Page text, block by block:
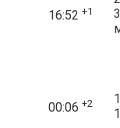
16:52 +1
3
00:06 +2